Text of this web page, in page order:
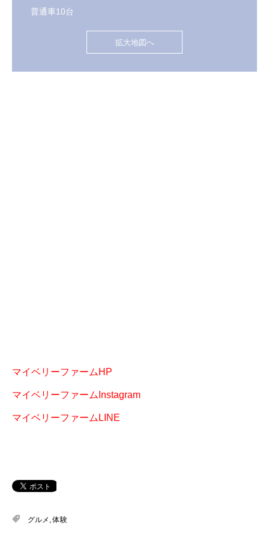
普通車10台
拡大地図へ
マイベリーファームHP
マイベリーファームInstagram
マイベリーファームLINE
グルメ ,体験